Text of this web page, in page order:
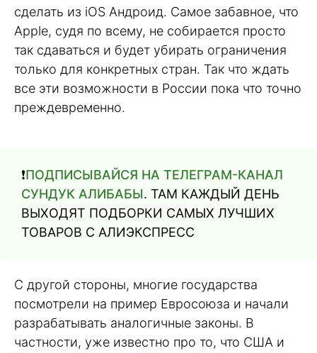
сделать из iOS Андроид. Самое забавное, что
Apple, судя по всему, не собирается просто
так сдаваться и будет убирать ограничения
только для конкретных стран. Так что ждать
все эти возможности в России пока что точно
преждевременно.
❗️ПОДПИСЫВАЙСЯ НА ТЕЛЕГРАМ-КАНАЛ
СУНДУК АЛИБАБЫ. ТАМ КАЖДЫЙ ДЕНЬ
ВЫХОДЯТ ПОДБОРКИ САМЫХ ЛУЧШИХ
ТОВАРОВ С АЛИЭКСПРЕСС
С другой стороны, многие государства
посмотрели на пример Евросоюза и начали
разрабатывать аналогичные законы. В
частности, уже известно про то, что США и